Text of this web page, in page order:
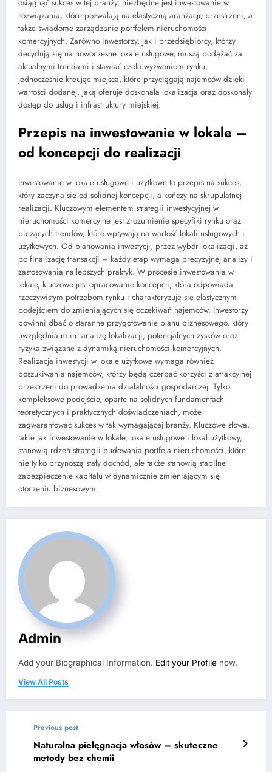
osiągnąć sukces w tej branży, niezbędne jest inwestowanie w
rozwiązania, które pozwalają na elastyczną aranżację przestrzeni, a
także świadome zarządzanie portfelem nieruchomości
komercyjnych. Zarówno inwestorzy, jak i przedsiębiorcy, którzy
decydują się na nowoczesne lokale usługowe, muszą podążać za
aktualnymi trendami i stawiać czoła wyzwaniom rynku,
jednocześnie kreując miejsca, które przyciągają najemców dzięki
wartości dodanej, jaką oferuje doskonała lokalizacja oraz doskonały
dostęp do usług i infrastruktury miejskiej.
Przepis na inwestowanie w lokale –
od koncepcji do realizacji
Inwestowanie w lokale usługowe i użytkowe to przepis na sukces,
który zaczyna się od solidnej koncepcji, a kończy na skrupulatnej
realizacji. Kluczowym elementem strategii inwestycyjnej w
nieruchomości komercyjne jest zrozumienie specyfiki rynku oraz
bieżących trendów, które wpływają na wartość lokali usługowych i
użytkowych. Od planowania inwestycji, przez wybór lokalizacji, aż
po finalizację transakcji – każdy etap wymaga precyzyjnej analizy i
zastosowania najlepszych praktyk. W procesie inwestowania w
lokale, kluczowe jest opracowanie koncepcji, która odpowiada
rzeczywistym potrzebom rynku i charakteryzuje się elastycznym
podejściem do zmieniających się oczekiwań najemców. Inwestorzy
powinni dbać o staranne przygotowanie planu biznesowego, który
uwzględnia m.in. analizę lokalizacji, potencjalnych zysków oraz
ryzyka związane z dynamiką nieruchomości komercyjnych.
Realizacja inwestycji w lokale użytkowe wymaga również
poszukiwania najemców, którzy będą czerpać korzyści z atrakcyjnej
przestrzeni do prowadzenia działalności gospodarczej. Tylko
kompleksowe podejście, oparte na solidnych fundamentach
teoretycznych i praktycznych doświadczeniach, może
zagwarantować sukces w tak wymagającej branży. Kluczowe słowa,
takie jak inwestowanie w lokale, lokale usługowe i lokal użytkowy,
stanowią rdzeń strategii budowania portfela nieruchomości, które
nie tylko przynoszą stały dochód, ale także stanowią stabilne
zabezpieczenie kapitału w dynamicznie zmieniającym się
otoczeniu biznesowym.
Admin
Add your Biographical Information. Edit your Profile now.
View All Posts
Previous post
Naturalna pielęgnacja włosów – skuteczne
metody bez chemii